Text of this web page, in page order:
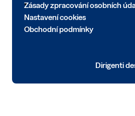
Zásady zpracování osobních
Nastavení cookies
Obchodní podmínky
Dirigenti